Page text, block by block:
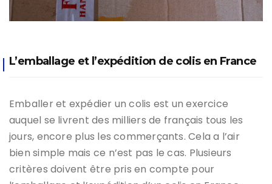
L’emballage et l’expédition de colis en France
Emballer et expédier un colis est un exercice
auquel se livrent des milliers de français tous les
jours, encore plus les commerçants. Cela a l’air
bien simple mais ce n’est pas le cas. Plusieurs
critères doivent être pris en compte pour